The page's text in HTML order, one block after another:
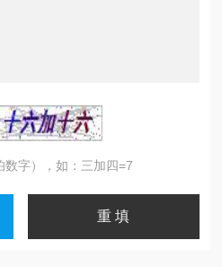
字），如：三加四=7